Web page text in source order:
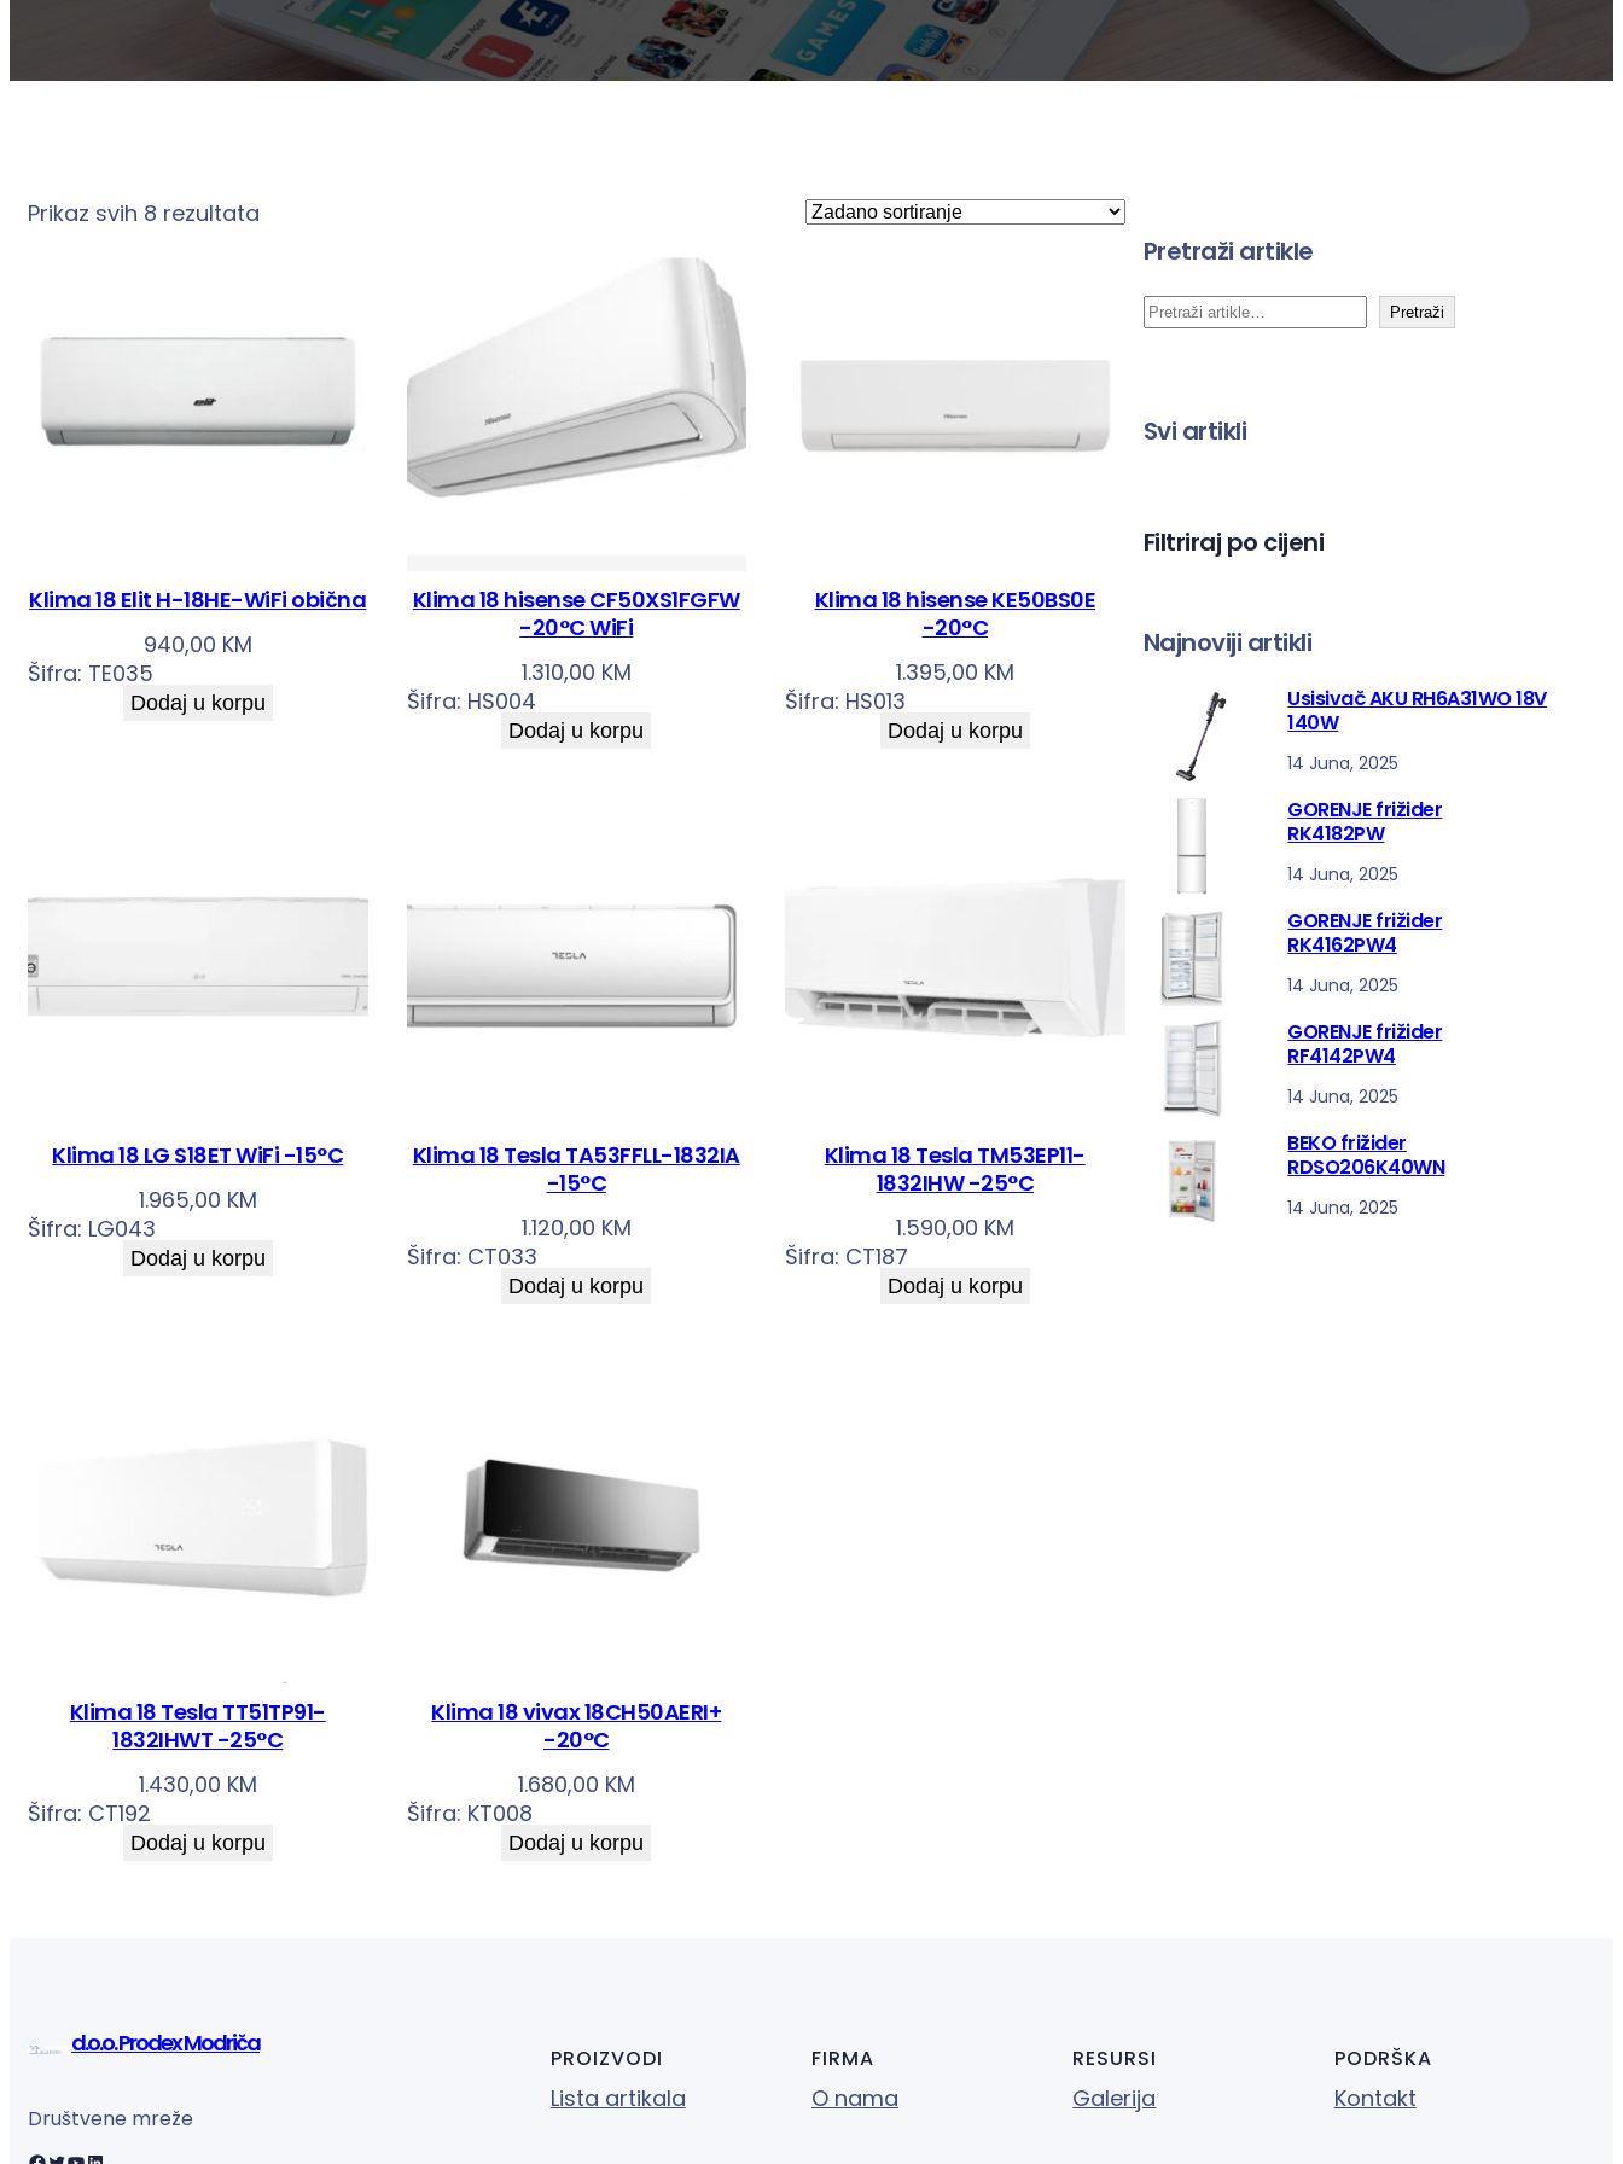
Prikaz svih 8 rezultata
Klima 18 Elit H-18HE-WiFi obična
940,00 KM
Šifra: TE035
Dodaj u korpu
Klima 18 hisense CF50XS1FGFW
-20°C WiFi
1.310,00 KM
Šifra: HS004
Dodaj u korpu
Klima 18 hisense KE50BS0E
-20°C
1.395,00 KM
Šifra: HS013
Dodaj u korpu
Klima 18 LG S18ET WiFi -15°C
1.965,00 KM
Šifra: LG043
Dodaj u korpu
Klima 18 Tesla TA53FFLL-1832IA
-15°C
1.120,00 KM
Šifra: CT033
Dodaj u korpu
Klima 18 Tesla TM53EP11-
1832IHW -25°C
1.590,00 KM
Šifra: CT187
Dodaj u korpu
Klima 18 Tesla TT51TP91-
1832IHWT -25°C
1.430,00 KM
Šifra: CT192
Dodaj u korpu
Klima 18 vivax 18CH50AERI+
-20°C
1.680,00 KM
Šifra: KT008
Dodaj u korpu
Pretraži artikle
P
r
a
Pretraži
Svi artikli
Filtriraj po cijeni
Najnoviji artikli
Usisivač AKU RH6A31WO 18V
140W
14 Juna, 2025
GORENJE frižider
RK4182PW
14 Juna, 2025
GORENJE frižider
RK4162PW4
14 Juna, 2025
GORENJE frižider
RF4142PW4
14 Juna, 2025
BEKO frižider
RDSO206K40WN
14 Juna, 2025
d.o.o. Prodex Modriča
Društvene mreže
PROIZVODI
Lista artikala
FIRMA
O nama
RESURSI
Galerija
PODRŠKA
Kontakt